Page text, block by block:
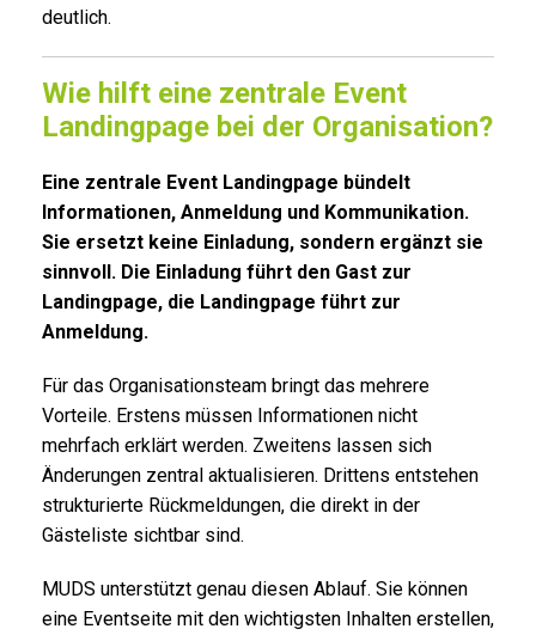
deutlich.
Wie hilft eine zentrale Event
Landingpage bei der Organisation?
Eine zentrale Event Landingpage bündelt
Informationen, Anmeldung und Kommunikation.
Sie ersetzt keine Einladung, sondern ergänzt sie
sinnvoll. Die Einladung führt den Gast zur
Landingpage, die Landingpage führt zur
Anmeldung.
Für das Organisationsteam bringt das mehrere
Vorteile. Erstens müssen Informationen nicht
mehrfach erklärt werden. Zweitens lassen sich
Änderungen zentral aktualisieren. Drittens entstehen
strukturierte Rückmeldungen, die direkt in der
Gästeliste sichtbar sind.
MUDS unterstützt genau diesen Ablauf. Sie können
eine Eventseite mit den wichtigsten Inhalten erstellen,